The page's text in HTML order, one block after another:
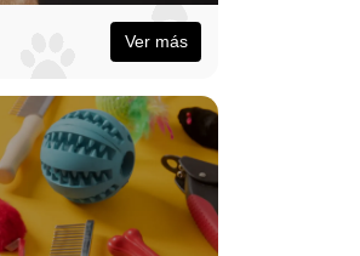
Ver más